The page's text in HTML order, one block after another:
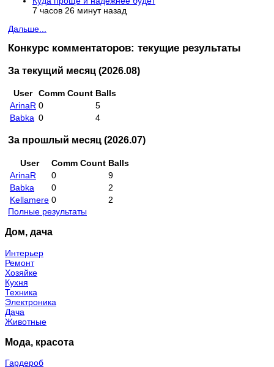
7 часов 26 минут назад
Дальше...
Конкурс комментаторов: текущие результаты
За текущий месяц (2026.08)
User Comm Count Balls
ArinaR 0
5
Babka 0 4
За прошлый месяц (2026.07)
User Comm Count Balls
ArinaR
0
9
Babka
0
2
Kellamere 0
2
Полные результаты
Дом, дача
Интерьер
Ремонт
Хозяйке
Кухня
Техника
Электроника
Дача
Животные
Мода, красота
Гардероб